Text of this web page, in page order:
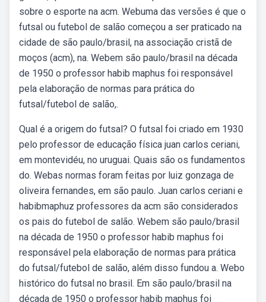
sobre o esporte na acm. Webuma das versões é que o
futsal ou futebol de salão começou a ser praticado na
cidade de são paulo/brasil, na associação cristã de
moços (acm), na. Webem são paulo/brasil na década
de 1950 o professor habib maphus foi responsável
pela elaboração de normas para prática do
futsal/futebol de salão,.
Qual é a origem do futsal? O futsal foi criado em 1930
pelo professor de educação física juan carlos ceriani,
em montevidéu, no uruguai. Quais são os fundamentos
do. Webas normas foram feitas por luiz gonzaga de
oliveira fernandes, em são paulo. Juan carlos ceriani e
habibmaphuz professores da acm são considerados
os pais do futebol de salão. Webem são paulo/brasil
na década de 1950 o professor habib maphus foi
responsável pela elaboração de normas para prática
do futsal/futebol de salão, além disso fundou a. Webo
histórico do futsal no brasil. Em são paulo/brasil na
década de 1950 o professor habib maphus foi